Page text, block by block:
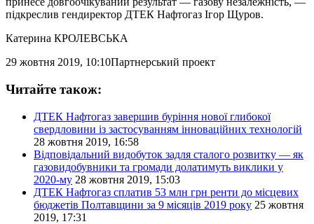
підкреслив гендиректор ДТЕК Нафтогаз Ігор Щуров.
Катерина КРОЛЕВСЬКА
29 жовтня 2019, 10:10Партнерський проект
Читайте також:
ДТЕК Нафтогаз завершив буріння нової глибокої
свердловини із застосуванням інноваційних технологій
28 жовтня 2019, 16:58
Відповідальний видобуток задля сталого розвитку — як
газовидобувники та громади долатимуть виклики у
2020-му 28 жовтня 2019, 15:03
ДТЕК Нафтогаз сплатив 53 млн грн ренти до місцевих
бюджетів Полтавщини за 9 місяців 2019 року 25 жовтня
2019, 17:31